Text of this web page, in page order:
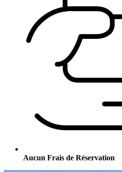
Aucun Frais de Réservation